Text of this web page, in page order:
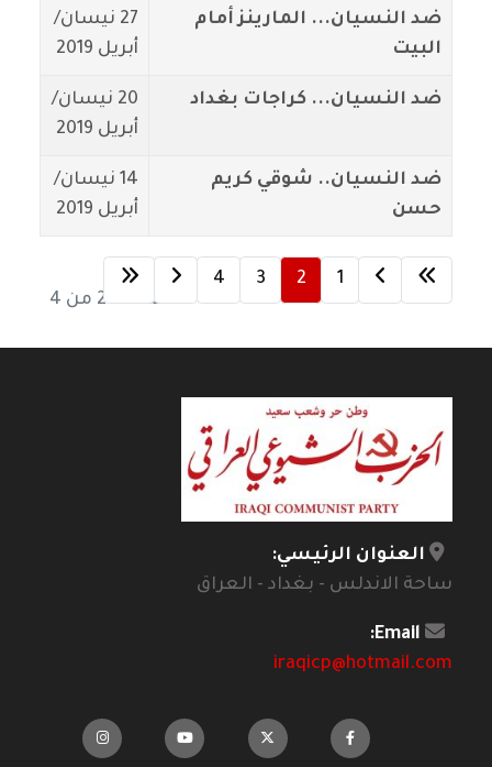
ضد النسيان... المارينز أمام
البيت
27 نيسان/
أبريل 2019
ضد النسيان... كراجات بغداد
20 نيسان/
أبريل 2019
ضد النسيان.. شوقي كريم
حسن
14 نيسان/
أبريل 2019
الصفحة 2 من 4
1
2
3
4
العنوان الرئيسي:
ساحة الاندلس - بغداد - العراق
Email:
iraqicp@hotmail.com